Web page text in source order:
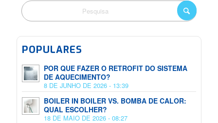
POPULARES
POR QUE FAZER O RETROFIT DO SISTEMA
DE AQUECIMENTO?
8 DE JUNHO DE 2026 - 13:39
BOILER IN BOILER VS. BOMBA DE CALOR:
QUAL ESCOLHER?
18 DE MAIO DE 2026 - 08:27